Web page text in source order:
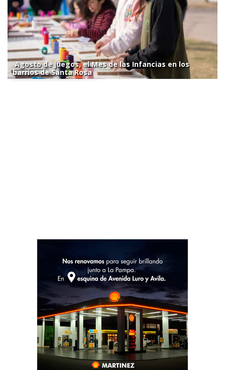
Agosto de juegos, el Mes de las Infancias en los
barrios de Santa Rosa